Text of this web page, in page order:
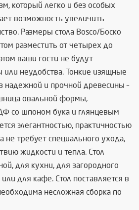
который легко и без особых
возможность увеличить
Размеры стола Bosco/Боско
разместить от четырех до
ваши гости не будут
или неудобства. Тонкие изящные
надежной и прочной древесины –
овальной формы,
со шпоном бука и глянцевым
элегантностью, практичностью
не требует специального ухода,
жидкости и тепла. Стол
для кухни, для загородного
для кафе. Стол поставляется в
несложная сборка по